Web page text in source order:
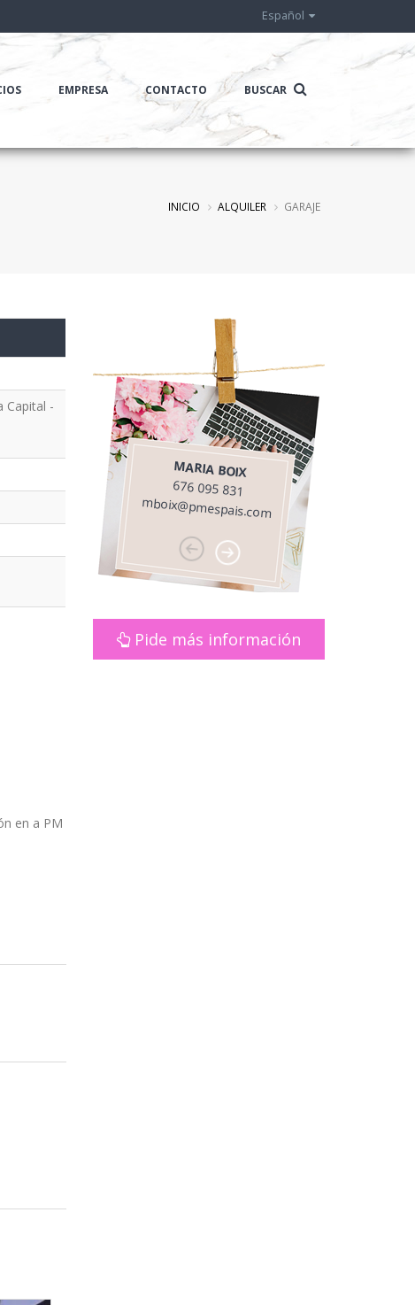
Español
EMPRESA CONTACTO BUSCAR
INICIO ALQUILER GARAJE
Capital -
en a PM
MARIA BOIX
676 095 831
mboix@pmespais.com
Pide más información